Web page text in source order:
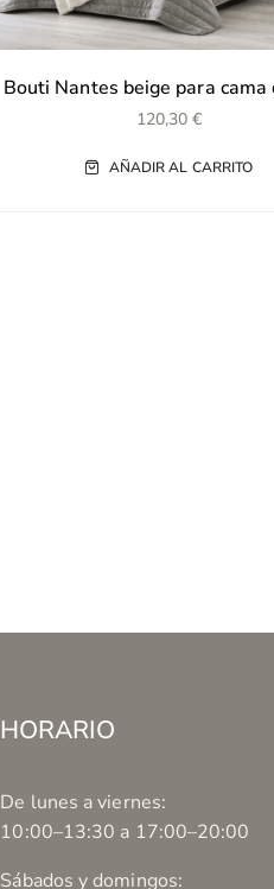
Bouti Nantes beige para cama
120,30 €
AÑADIR AL CARRITO
HORARIO
De lunes a viernes:
10:00–13:30 a 17:00–20:00
Sábados y domingos: